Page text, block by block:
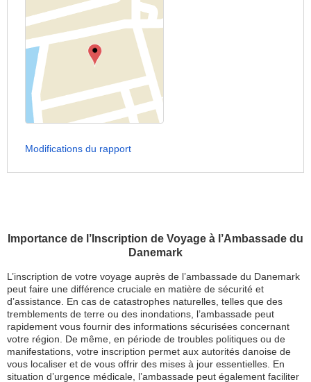
Importance de l’Inscription de Voyage à l’Ambassade du
Danemark
L’inscription de votre voyage auprès de l’ambassade du Danemark
peut faire une différence cruciale en matière de sécurité et
d’assistance. En cas de catastrophes naturelles, telles que des
tremblements de terre ou des inondations, l’ambassade peut
rapidement vous fournir des informations sécurisées concernant
votre région. De même, en période de troubles politiques ou de
manifestations, votre inscription permet aux autorités danoise de
vous localiser et de vous offrir des mises à jour essentielles. En
situation d’urgence médicale, l’ambassade peut également faciliter
Modifications du rapport